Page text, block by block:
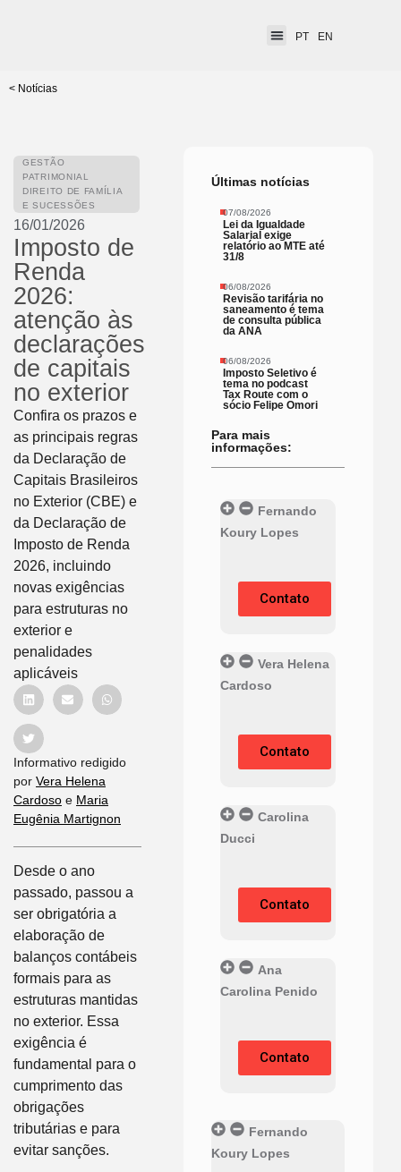
PT EN
< Notícias
GESTÃO
PATRIMONIAL
DIREITO DE FAMÍLIA
E SUCESSÕES
16/01/2026
Imposto de
Renda
2026:
atenção às
declarações
de capitais
no exterior
Confira os prazos e
as principais regras
da Declaração de
Capitais Brasileiros
no Exterior (CBE) e
da Declaração de
Imposto de Renda
2026, incluindo
novas exigências
para estruturas no
exterior e
penalidades
aplicáveis
Informativo redigido
por Vera Helena
Cardoso e Maria
Eugênia Martignon
Desde o ano
passado, passou a
ser obrigatória a
elaboração de
balanços contábeis
formais para as
estruturas mantidas
no exterior. Essa
exigência é
fundamental para o
cumprimento das
obrigações
tributárias e para
evitar sanções.
Últimas notícias
07/08/2026
Lei da Igualdade
Salarial exige
relatório ao MTE até
31/8
06/08/2026
Revisão tarifária no
saneamento é tema
de consulta pública
da ANA
06/08/2026
Imposto Seletivo é
tema no podcast
Tax Route com o
sócio Felipe Omori
Para mais
informações:
Fernando
Koury Lopes
Contato
Vera Helena
Cardoso
Contato
Carolina
Ducci
Contato
Ana
Carolina Penido
Contato
Fernando
Koury Lopes